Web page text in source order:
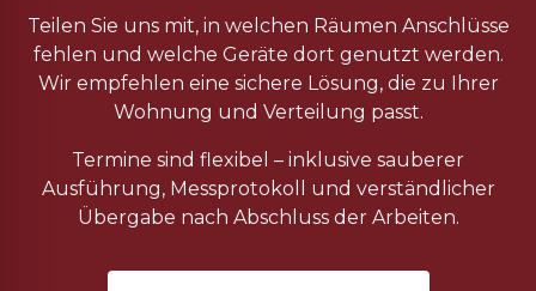
Teilen Sie uns mit, in welchen Räumen Anschlüsse
fehlen und welche Geräte dort genutzt werden.
Wir empfehlen eine sichere Lösung, die zu Ihrer
Wohnung und Verteilung passt.
Termine sind flexibel – inklusive sauberer
Ausführung, Messprotokoll und verständlicher
Übergabe nach Abschluss der Arbeiten.